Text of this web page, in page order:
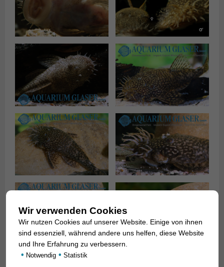
Wir verwenden Cookies
Wir nutzen Cookies auf unserer Website. Einige von ihnen
sind essenziell, während andere uns helfen, diese Website
und Ihre Erfahrung zu verbessern.
• Notwendig • Statistik